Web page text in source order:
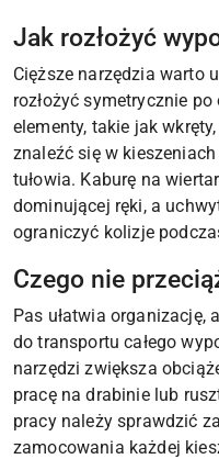
Jak rozłożyć
Cięższe narzędzia warto
rozłożyć symetrycznie
elementy, takie jak
znaleźć się w
tułowia. Kaburę na
dominującej ręki, a
ograniczyć kolizje
Czego nie
Pas ułatwia organizację,
do transportu całego
narzędzi zwiększa
pracę na drabinie lub
pracy należy sprawdzić
zamocowania każdej